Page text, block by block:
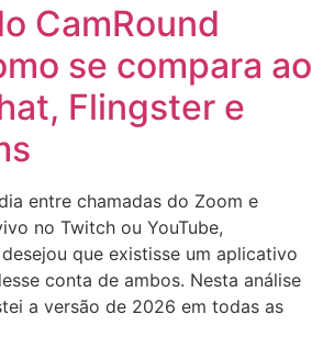
CamRound
se compara ao
Flingster e
entre chamadas do Zoom e
no Twitch ou YouTube,
que existisse um aplicativo
conta de ambos. Nesta análise
a versão de 2026 em todas as